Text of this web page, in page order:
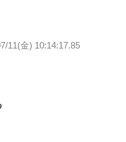
11(金) 10:14:17.85